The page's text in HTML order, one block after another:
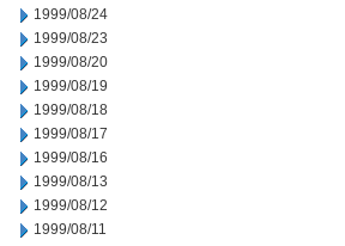
1999/08/24
1999/08/23
1999/08/20
1999/08/19
1999/08/18
1999/08/17
1999/08/16
1999/08/13
1999/08/12
1999/08/11